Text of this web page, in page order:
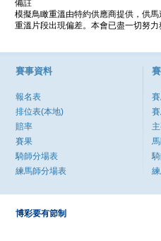
備註
模擬鳥瞰重溫由特約供應商提供，供
重溫片段出現偏差。本會已盡一切努
賽事資料
報名表
排位表(本地)
賠率
賽果
騎師分場表
練馬師分場表
博彩要有節制